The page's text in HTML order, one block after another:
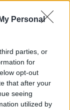
Personal
parties, or
for
opt-out
that after your
seeing
utilized by
Regionale della
presidente del
Lucia De
Pozzulo, del
Fipe-
del vicepresidente